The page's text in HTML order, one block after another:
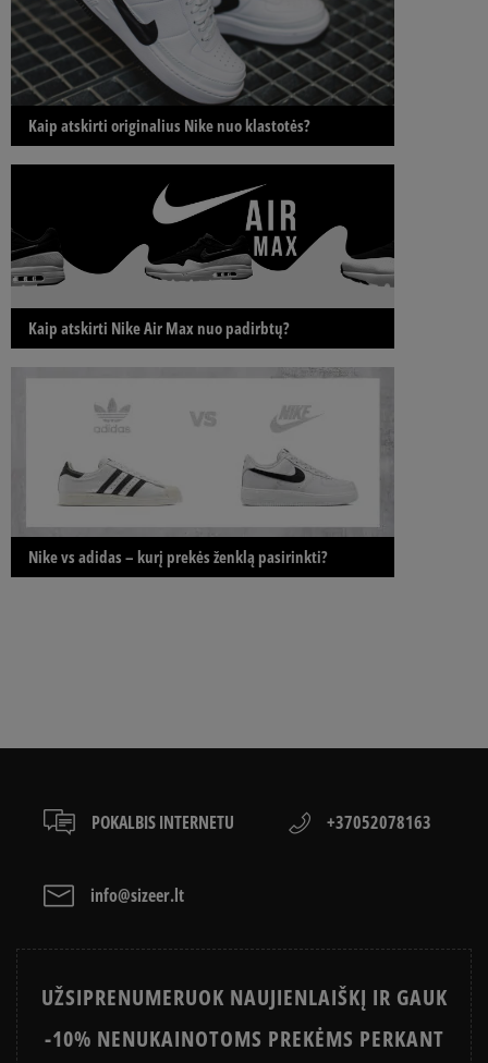
Kaip atskirti originalius Nike nuo klastotės?
Kaip atskirti Nike Air Max nuo padirbtų?
Nike vs adidas – kurį prekės ženklą pasirinkti?
POKALBIS INTERNETU +37052078163
info@sizeer.lt
UŽSIPRENUMERUOK NAUJIENLAIŠKĮ IR GAUK
-10% NENUKAINOTOMS PREKĖMS PERKANT